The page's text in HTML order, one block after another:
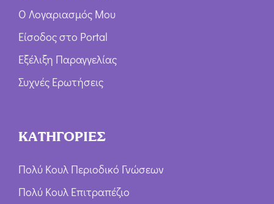
Ο Λογαριασμός Μου
Είσοδος στο Portal
Εξέλιξη Παραγγελίας
Συχνές Ερωτήσεις
ΚΑΤΗΓΟΡΙΕΣ
Πολύ Κουλ Περιοδικό Γνώσεων
Πολύ Κουλ Επιτραπέζιο